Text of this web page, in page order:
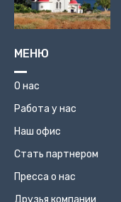
МЕНЮ
О нас
Работа у нас
Наш офис
Стать партнером
Пресса о нас
Друзья компании